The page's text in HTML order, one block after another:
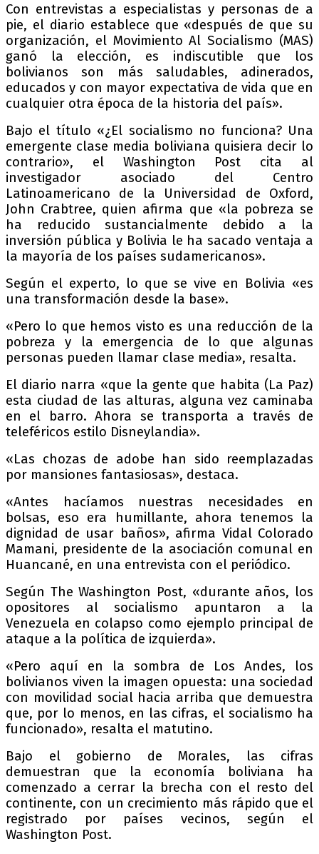
Con entrevistas a especialistas y personas de a
pie, el diario establece que «después de que su
organización, el Movimiento Al Socialismo (MAS)
ganó la elección, es indiscutible que los
bolivianos son más saludables, adinerados,
educados y con mayor expectativa de vida que en
cualquier otra época de la historia del país».
Bajo el título «¿El socialismo no funciona? Una
emergente clase media boliviana quisiera decir lo
contrario», el Washington Post cita al
investigador asociado del Centro
Latinoamericano de la Universidad de Oxford,
John Crabtree, quien afirma que «la pobreza se
ha reducido sustancialmente debido a la
inversión pública y Bolivia le ha sacado ventaja a
la mayoría de los países sudamericanos».
Según el experto, lo que se vive en Bolivia «es
una transformación desde la base».
«Pero lo que hemos visto es una reducción de la
pobreza y la emergencia de lo que algunas
personas pueden llamar clase media», resalta.
El diario narra «que la gente que habita (La Paz)
esta ciudad de las alturas, alguna vez caminaba
en el barro. Ahora se transporta a través de
teleféricos estilo Disneylandia».
«Las chozas de adobe han sido reemplazadas
por mansiones fantasiosas», destaca.
«Antes hacíamos nuestras necesidades en
bolsas, eso era humillante, ahora tenemos la
dignidad de usar baños», afirma Vidal Colorado
Mamani, presidente de la asociación comunal en
Huancané, en una entrevista con el periódico.
Según The Washington Post, «durante años, los
opositores al socialismo apuntaron a la
Venezuela en colapso como ejemplo principal de
ataque a la política de izquierda».
«Pero aquí en la sombra de Los Andes, los
bolivianos viven la imagen opuesta: una sociedad
con movilidad social hacia arriba que demuestra
que, por lo menos, en las cifras, el socialismo ha
funcionado», resalta el matutino.
Bajo el gobierno de Morales, las cifras
demuestran que la economía boliviana ha
comenzado a cerrar la brecha con el resto del
continente, con un crecimiento más rápido que el
registrado por países vecinos, según el
Washington Post.